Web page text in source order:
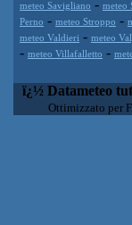
meteo Savigliano - meteo
Perno - meteo Stroppo -
meteo Valdieri - meteo
- meteo Villafalletto -
ï¿½ Datameteo
Ottimizzato per